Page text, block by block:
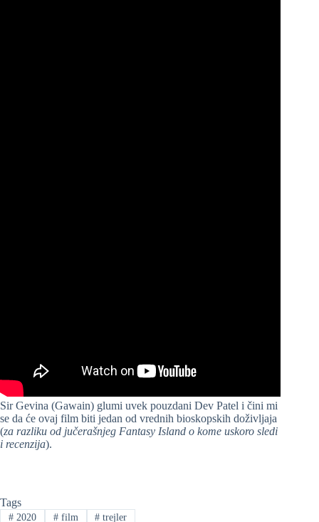
Sir Gevina (Gawain) glumi uvek pouzdani Dev Patel i čini mi
se da će ovaj film biti jedan od vrednih bioskopskih doživljaja
(za razliku od jučerašnjeg Fantasy Island o kome uskoro sledi
i recenzija).
Tags
#2020 #film # trejler